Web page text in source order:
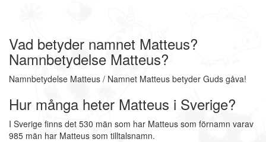
Vad betyder namnet Matteus?
Namnbetydelse Matteus?
Namnbetydelse Matteus / Namnet Matteus betyder Guds gåva!
Hur många heter Matteus i Sverige?
I Sverige finns det 530 män som har Matteus som förnamn varav
985 män har Matteus som tilltalsnamn.